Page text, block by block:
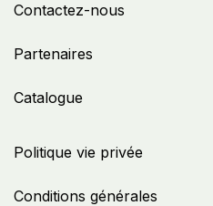
Politique vie privée
Conditions générales
Contactez-nous
Partenaires
Catalogue